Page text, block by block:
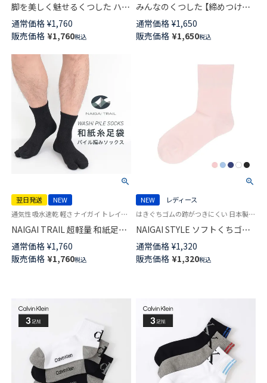
脚を美しく魅せるくつした ハイ
ソックス グロータイプ（光沢あ
り） NAIGAI COMFORT ストッキ
ングソックス 足裏綿素材＋メッ
シュ編 レディース 03022532
通常価格 ¥1,760
販売価格 ¥1,760税込
みんなのくつした 【締めつけな
い靴下】ラメ 綿混 クルー丈 ふん
わりガーゼ ソックス 日本製
03150800
通常価格 ¥1,650
販売価格 ¥1,650税込
翌日発送
NEW
通気性 吸水速乾 軽さ ナイガイ トレイル 送料無料 登山 靴下 軽い タビ
NAIGAI TRAIL 超軽量 和紙足袋
ソックス （TAKUMI camifine®）
足底パイル編み ショート丈 日
本製 【365日最短翌日発送】
通常価格 ¥1,760
販売価格 ¥1,760税込
NEW
レディース
はきぐちゴムの跡がつきにくい 日本製 婦人 靴下 女性
NAIGAI STYLE ソフトくちゴム
レーヨンシルク混 リュクスカフ
日本製 クルー丈 レディース ソ
ックス 03097500
通常価格 ¥1,320
販売価格 ¥1,320税込